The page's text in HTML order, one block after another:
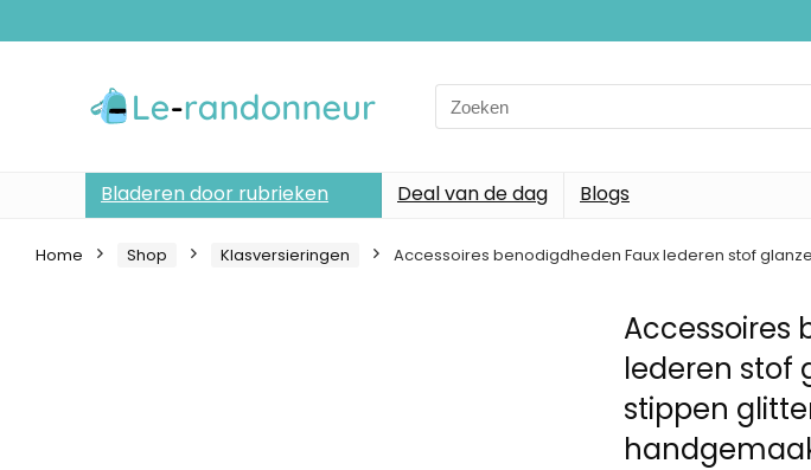
Search
for:
Bladeren door rubrieken Deal van de dag Blogs
Home Shop Klasversieringen Accessoires benodigdheden Faux lederen stof
Accessoires
lederen stof
stippen